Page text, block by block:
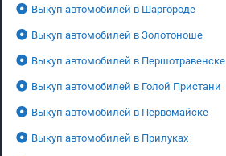
Выкуп автомобилей в Шаргороде
Выкуп автомобилей в Золотоноше
Выкуп автомобилей в Першотравенске
Выкуп автомобилей в Голой Пристани
Выкуп автомобилей в Первомайске
Выкуп автомобилей в Прилуках